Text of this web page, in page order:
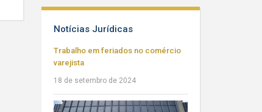
Notícias Jurídicas
Trabalho em feriados no comércio
varejista
18 de setembro de 2024